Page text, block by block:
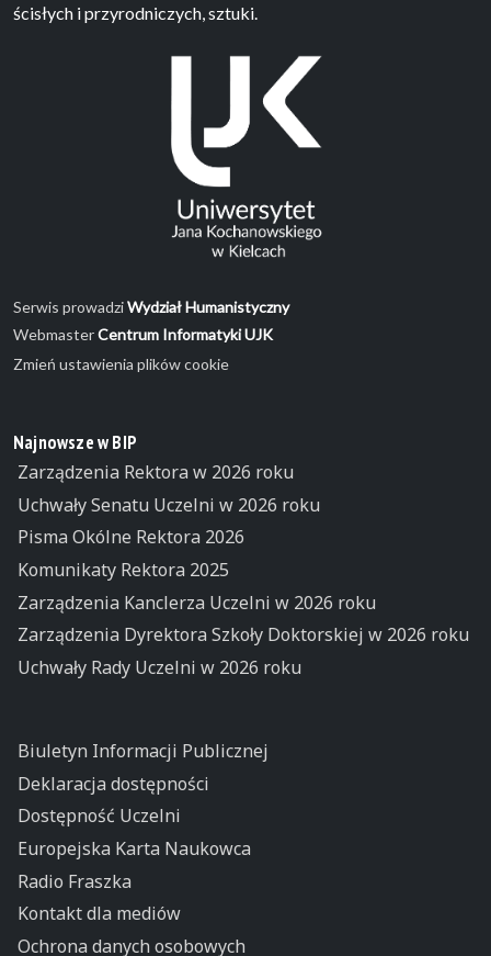
ścisłych i przyrodniczych, sztuki.
Serwis prowadziWydział Humanistyczny
WebmasterCentrum Informatyki UJK
Zmień ustawienia plików cookie
Najnowsze w BIP
Zarządzenia Rektora w 2026 roku
Uchwały Senatu Uczelni w 2026 roku
Pisma Okólne Rektora 2026
Komunikaty Rektora 2025
Zarządzenia Kanclerza Uczelni w 2026 roku
Zarządzenia Dyrektora Szkoły Doktorskiej w 2026 roku
Uchwały Rady Uczelni w 2026 roku
Biuletyn Informacji Publicznej
Deklaracja dostępności
Dostępność Uczelni
Europejska Karta Naukowca
Radio Fraszka
Kontakt dla mediów
Ochrona danych osobowych